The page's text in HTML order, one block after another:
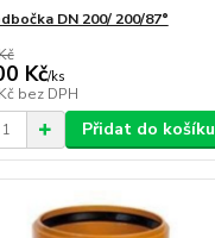
DN 200/ 200/87°
Kč/ks
bez DPH
Přidat do košíku